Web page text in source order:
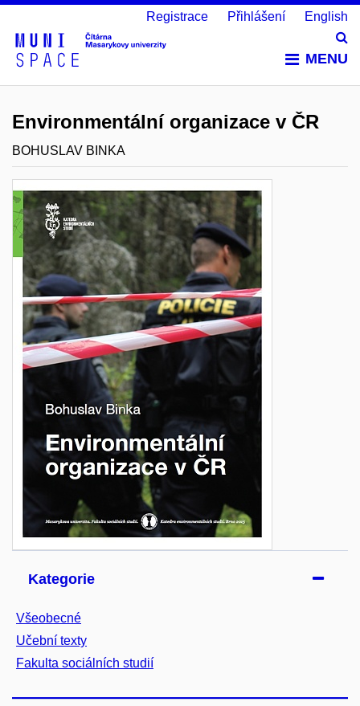
MENU
Registrace Přihlášení English
Environmentální organizace v ČR
BOHUSLAV BINKA
Kategorie
Všeobecné
Učební texty
Fakulta sociálních studií